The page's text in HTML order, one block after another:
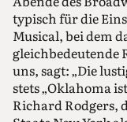
typisch für die
Musical, bei dem
gleichbedeutende
uns, sagt: „Die
stets „Oklahoma
Richard Rodgers,